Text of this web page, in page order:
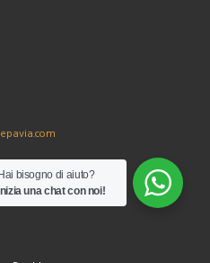
Hai bisogno di aiuto?
Inizia una chat con noi!